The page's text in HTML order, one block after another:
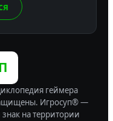
геймера
Игросуп® —
на территории